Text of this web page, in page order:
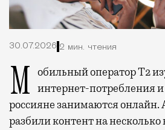
30.07.2026 2 мин. чтения
Мобильный оператор Т2 изучил модели интернет-потребления
россияне занимаются онлайн.
разбили контент на несколько